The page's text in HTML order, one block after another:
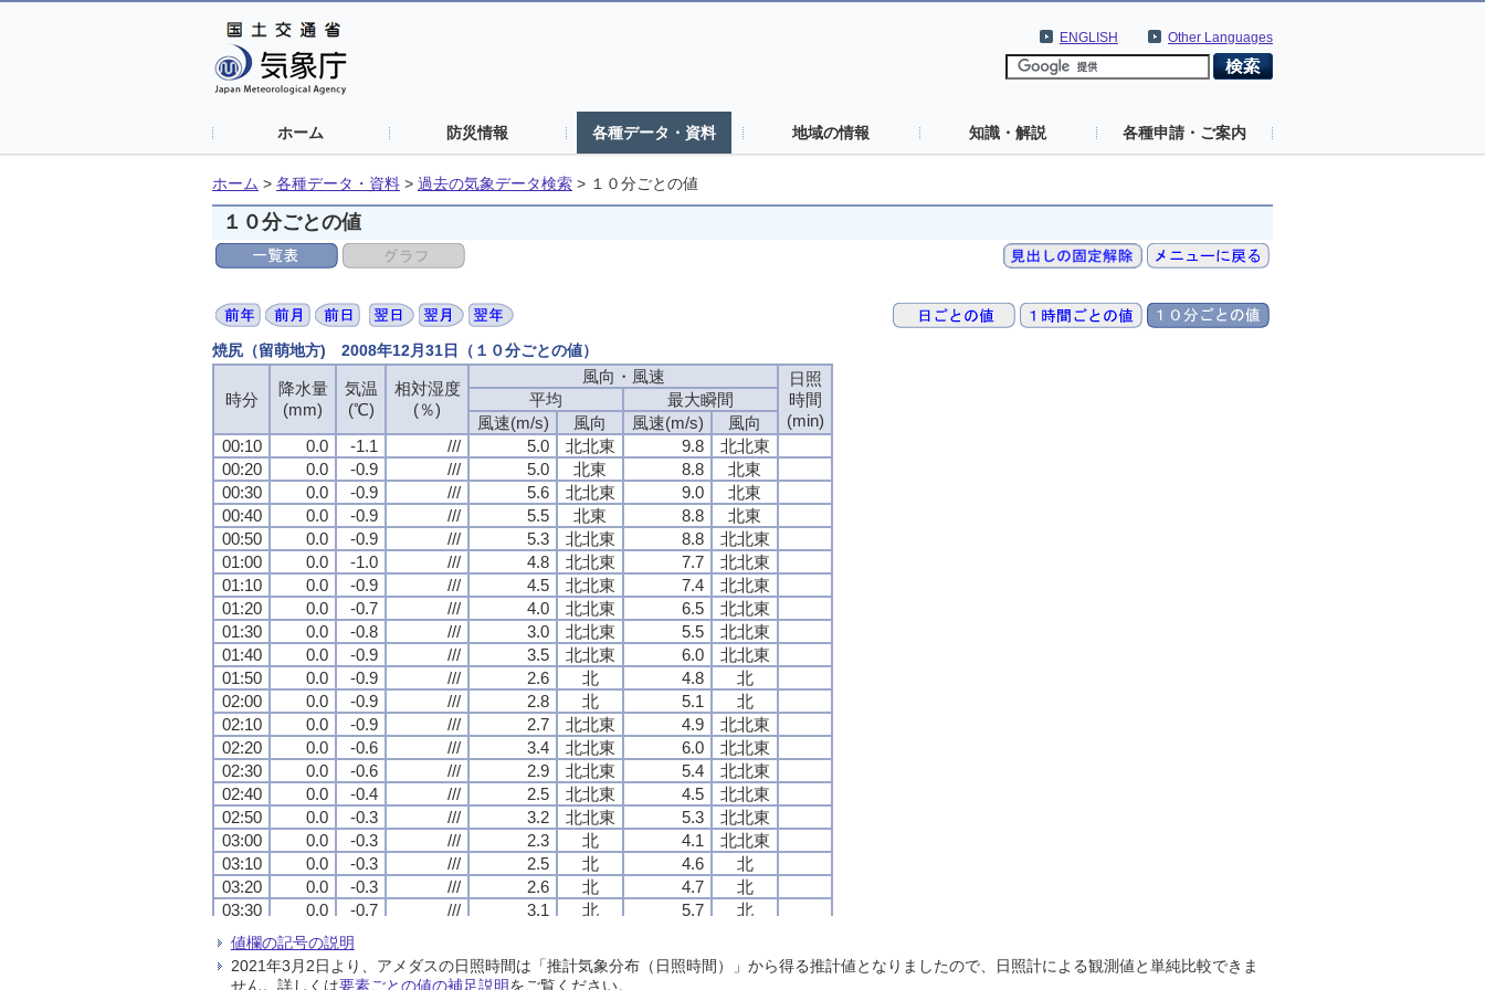
Other Languages
ENGLISH
ホーム 防災情報 各種データ・資料 地域の情報 知識・解説 各種申請・ご案内
ホーム > 各種データ・資料 > 過去の気象データ検索 > １０分ごとの値
１０分ごとの値
焼尻（留萌地方) 2008年12月31日（１０分ごとの値）
時分
降水量
(mm)
気温
(℃)
相対湿度
(％)
風向・風速
日照
時間
(min)
平均
最大瞬間
風速(m/s)
風向 風速(m/s)
風向
00:10
0.0 -1.1 /// 5.0 北北東 9.8
北北東
00:20
0.0 -0.9 /// 5.0 北東 8.8
北東
00:30
0.0 -0.9 /// 5.6 北北東 9.0
北東
00:40
0.0 -0.9 /// 5.5 北東 8.8
北東
00:50
0.0 -0.9 /// 5.3 北北東 8.8
北北東
01:00
0.0 -1.0 /// 4.8 北北東 7.7
北北東
01:10
0.0 -0.9 /// 4.5 北北東 7.4
北北東
01:20
0.0 -0.7 /// 4.0 北北東 6.5
北北東
01:30
0.0 -0.8 /// 3.0 北北東 5.5
北北東
01:40
0.0 -0.9 /// 3.5 北北東 6.0
北北東
01:50
0.0 -0.9 /// 2.6 北 4.8
北
02:00
0.0 -0.9 /// 2.8 北 5.1
北
02:10
0.0 -0.9 /// 2.7 北北東 4.9
北北東
02:20
0.0 -0.6 /// 3.4 北北東 6.0
北北東
02:30
0.0 -0.6 /// 2.9 北北東 5.4
北北東
02:40
0.0 -0.4 /// 2.5 北北東 4.5
北北東
02:50
0.0 -0.3 /// 3.2 北北東 5.3
北北東
03:00
0.0 -0.3 /// 2.3 北 4.1
北北東
03:10
0.0 -0.3 /// 2.5 北 4.6
北
03:20
0.0 -0.3 /// 2.6 北 4.7
北
03:30
0.0 -0.7 /// 3.1 北 5.7
北
03:40
0.0 -0.9
03:50
0.0 -0.9 /// 2.4 北 3.6
北
04:00
0.0 -0.9 /// 1.7 北 3.4 北北西
時分
降水量
(mm)
気温
(℃)
相対湿度
(％)
風向・風速
日照
時間
(min)
平均
最大瞬間
風速(m/s)
風向 風速(m/s)
風向
00:10
0.0 -1.1 /// 5.0 北北東 9.8
北北東
00:20
0.0 -0.9 /// 5.0 北東 8.8
北東
00:30
0.0 -0.9 /// 5.6 北北東 9.0
北東
00:40
0.0 -0.9 /// 5.5 北東 8.8
北東
00:50
0.0 -0.9 /// 5.3 北北東 8.8
北北東
01:00
0.0 -1.0 /// 4.8 北北東 7.7
北北東
01:10
0.0 -0.9 /// 4.5 北北東 7.4
北北東
01:20
0.0 -0.7 /// 4.0 北北東 6.5
北北東
01:30
0.0 -0.8 /// 3.0 北北東 5.5
北北東
01:40
0.0 -0.9 /// 3.5 北北東 6.0
北北東
01:50
0.0 -0.9 /// 2.6 北 4.8
北
02:00
0.0 -0.9 /// 2.8 北 5.1
北
02:10
0.0 -0.9 /// 2.7 北北東 4.9
北北東
02:20
0.0 -0.6 /// 3.4 北北東 6.0
北北東
02:30
0.0 -0.6 /// 2.9 北北東 5.4
北北東
02:40
0.0 -0.4 /// 2.5 北北東 4.5
北北東
02:50
0.0 -0.3 /// 3.2 北北東 5.3
北北東
03:00
0.0 -0.3 /// 2.3 北 4.1
北北東
03:10
0.0 -0.3 /// 2.5 北 4.6
北
03:20
0.0 -0.3 /// 2.6 北 4.7
北
03:30
0.0 -0.7 /// 3.1 北 5.7
北
03:40
0.0 -0.9
03:50
0.0 -0.9 /// 2.4 北 3.6
北
04:00
0.0 -0.9 /// 1.7 北 3.4 北北西
時分
降水量
(mm)
気温
(℃)
相対湿度
(％)
風向・風速
日照
時間
(min)
平均
最大瞬間
風速(m/s)
風向 風速(m/s)
風向
00:10
0.0 -1.1 /// 5.0 北北東 9.8
北北東
00:20
0.0 -0.9 /// 5.0 北東 8.8
北東
00:30
0.0 -0.9 /// 5.6 北北東 9.0
北東
00:40
0.0 -0.9 /// 5.5 北東 8.8
北東
00:50
0.0 -0.9 /// 5.3 北北東 8.8
北北東
01:00
0.0 -1.0 /// 4.8 北北東 7.7
北北東
01:10
0.0 -0.9 /// 4.5 北北東 7.4
北北東
01:20
0.0 -0.7 /// 4.0 北北東 6.5
北北東
01:30
0.0 -0.8 /// 3.0 北北東 5.5
北北東
01:40
0.0 -0.9 /// 3.5 北北東 6.0
北北東
01:50
0.0 -0.9 /// 2.6 北 4.8
北
02:00
0.0 -0.9 /// 2.8 北 5.1
北
02:10
0.0 -0.9 /// 2.7 北北東 4.9
北北東
02:20
0.0 -0.6 /// 3.4 北北東 6.0
北北東
02:30
0.0 -0.6 /// 2.9 北北東 5.4
北北東
02:40
0.0 -0.4 /// 2.5 北北東 4.5
北北東
02:50
0.0 -0.3 /// 3.2 北北東 5.3
北北東
03:00
0.0 -0.3 /// 2.3 北 4.1
北北東
03:10
0.0 -0.3 /// 2.5 北 4.6
北
03:20
0.0 -0.3 /// 2.6 北 4.7
北
03:30
0.0 -0.7 /// 3.1 北 5.7
北
03:40
0.0 -0.9
03:50
0.0 -0.9 /// 2.4 北 3.6
北
04:00
0.0 -0.9 /// 1.7 北 3.4 北北西
時分
降水量
(mm)
気温
(℃)
相対湿度
(％)
風向・風速
日照
時間
(min)
平均
最大瞬間
風速(m/s)
風向 風速(m/s)
風向
00:10
0.0 -1.1 /// 5.0 北北東 9.8
北北東
00:20
0.0 -0.9 /// 5.0 北東 8.8
北東
00:30
0.0 -0.9 /// 5.6 北北東 9.0
北東
00:40
0.0 -0.9 /// 5.5 北東 8.8
北東
00:50
0.0 -0.9 /// 5.3 北北東 8.8
北北東
01:00
0.0 -1.0 /// 4.8 北北東 7.7
北北東
01:10
0.0 -0.9 /// 4.5 北北東 7.4
北北東
01:20
0.0 -0.7 /// 4.0 北北東 6.5
北北東
01:30
0.0 -0.8 /// 3.0 北北東 5.5
北北東
01:40
0.0 -0.9 /// 3.5 北北東 6.0
北北東
01:50
0.0 -0.9 /// 2.6 北 4.8
北
02:00
0.0 -0.9 /// 2.8 北 5.1
北
02:10
0.0 -0.9 /// 2.7 北北東 4.9
北北東
02:20
0.0 -0.6 /// 3.4 北北東 6.0
北北東
02:30
0.0 -0.6 /// 2.9 北北東 5.4
北北東
02:40
0.0 -0.4 /// 2.5 北北東 4.5
北北東
02:50
0.0 -0.3 /// 3.2 北北東 5.3
北北東
03:00
0.0 -0.3 /// 2.3 北 4.1
北北東
03:10
0.0 -0.3 /// 2.5 北 4.6
北
03:20
0.0 -0.3 /// 2.6 北 4.7
北
03:30
0.0 -0.7 /// 3.1 北 5.7
北
03:40
0.0 -0.9
03:50
0.0 -0.9 /// 2.4 北 3.6
北
04:00
0.0 -0.9 /// 1.7 北 3.4 北北西
値欄の記号の説明
2021年3月2日より、アメダスの日照時間は「推計気象分布（日照時間）」から得る推計値となりましたので、日照計による観測値と単純比較できま
せん。詳しくは要素ごとの値の補足説明をご覧ください。